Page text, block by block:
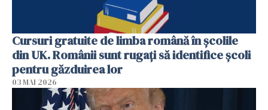
Cursuri gratuite de limba română în școlile
din UK. Românii sunt rugați să identifice școli
pentru găzduirea lor
03 MAI 2026